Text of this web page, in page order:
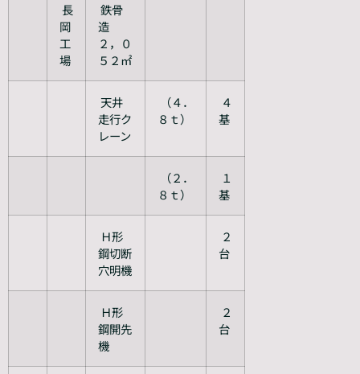
長
岡
工
場
鉄骨
造
２，０
５２㎡
天井
走行ク
レーン
（４．
８ｔ）
４
基
（２．
８ｔ）
１
基
Ｈ形
鋼切断
穴明機
２
台
Ｈ形
鋼開先
機
２
台